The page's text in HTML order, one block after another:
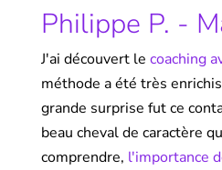
Philippe P. -
J'ai découvert le coaching
méthode a été très
grande surprise fut ce
beau cheval de caractère
comprendre, l'importance